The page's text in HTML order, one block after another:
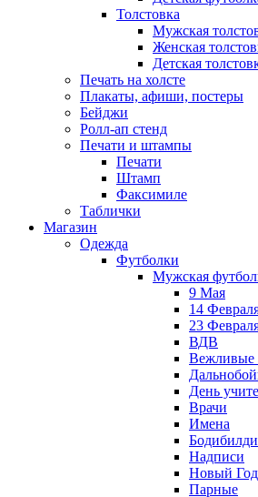
Толстовка
Мужская
Женская
Детская
Печать на холсте
Плакаты, афиши, постеры
Бейджи
Ролл-ап стенд
Печати и штампы
Печати
Штамп
Факсимиле
Таблички
Магазин
Одежда
Футболки
Мужская
9 Мая
14
23
ВДВ
День
Врачи
Имена
Надписи
Новый Год
Парные